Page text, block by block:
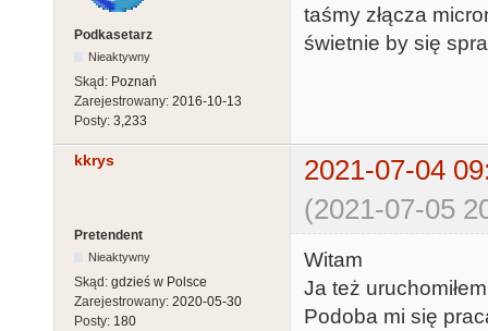
Podkasetarz
Nieaktywny
Skąd: Poznań
Zarejestrowany: 2016-10-13
Posty: 3,233
taśmy złącza
świetnie by się
kkrys
2021-07-04
(2021-07-05
Pretendent
Nieaktywny
Skąd: gdzieś w Polsce
Zarejestrowany: 2020-05-30
Posty: 180
Witam
Ja też
Podoba mi się